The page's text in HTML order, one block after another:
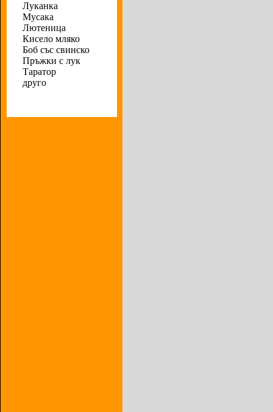
Луканка
Мусака
Лютеница
Кисело мляко
Боб със свинско
Пръжки с лук
Таратор
друго